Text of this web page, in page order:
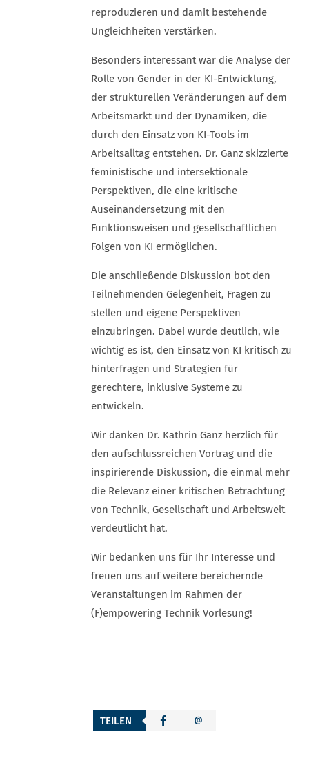
reproduzieren und damit bestehende
Ungleichheiten verstärken.
Besonders interessant war die Analyse der
Rolle von Gender in der KI-Entwicklung,
der strukturellen Veränderungen auf dem
Arbeitsmarkt und der Dynamiken, die
durch den Einsatz von KI-Tools im
Arbeitsalltag entstehen. Dr. Ganz skizzierte
feministische und intersektionale
Perspektiven, die eine kritische
Auseinandersetzung mit den
Funktionsweisen und gesellschaftlichen
Folgen von KI ermöglichen.
Die anschließende Diskussion bot den
Teilnehmenden Gelegenheit, Fragen zu
stellen und eigene Perspektiven
einzubringen. Dabei wurde deutlich, wie
wichtig es ist, den Einsatz von KI kritisch zu
hinterfragen und Strategien für
gerechtere, inklusive Systeme zu
entwickeln.
Wir danken Dr. Kathrin Ganz herzlich für
den aufschlussreichen Vortrag und die
inspirierende Diskussion, die einmal mehr
die Relevanz einer kritischen Betrachtung
von Technik, Gesellschaft und Arbeitswelt
verdeutlicht hat.
Wir bedanken uns für Ihr Interesse und
freuen uns auf weitere bereichernde
Veranstaltungen im Rahmen der
(F)empowering Technik Vorlesung!
TEILEN